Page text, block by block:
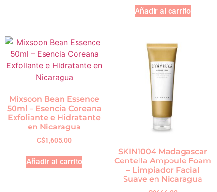
Añadir al carrito
Mixsoon Bean Essence
50ml – Esencia Coreana
Exfoliante e Hidratante
en Nicaragua
C$1,605.00
Añadir al carrito
SKIN1004 Madagascar
Centella Ampoule Foam
– Limpiador Facial
Suave en Nicaragua